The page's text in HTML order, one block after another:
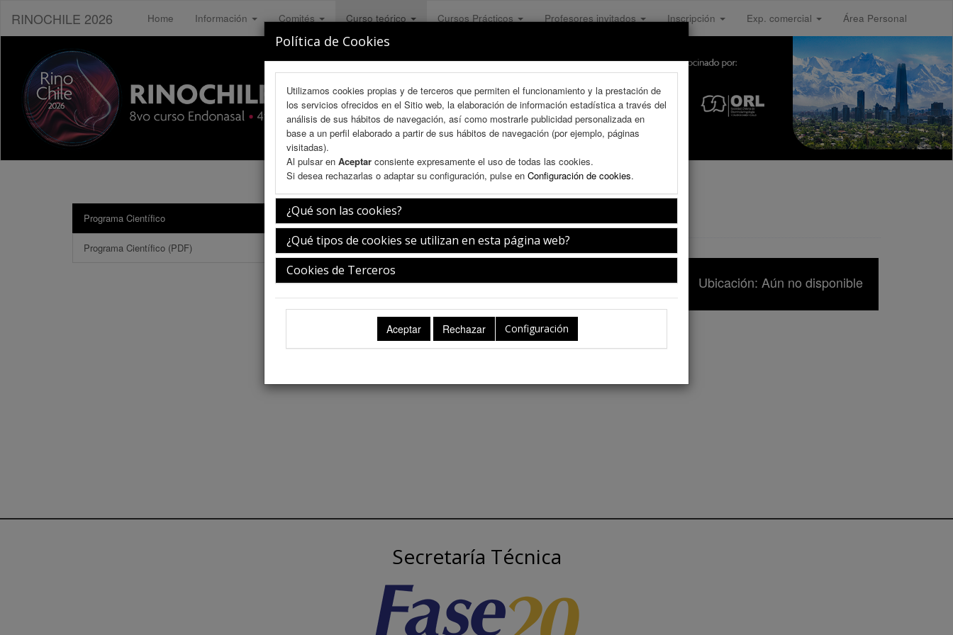
Política de Cookies
Utilizamos cookies propias y de terceros que permiten el funcionamiento y la prestación de
los servicios ofrecidos en el Sitio web, la elaboración de información estadística a través del
análisis de sus hábitos de navegación, así como mostrarle publicidad personalizada en
base a un perfil elaborado a partir de sus hábitos de navegación (por ejemplo, páginas
visitadas).
Al pulsar en Aceptar consiente expresamente el uso de todas las cookies.
Si desea rechazarlas o adaptar su configuración, pulse en Configuración de cookies.
¿Qué son las cookies?
¿Qué tipos de cookies se utilizan en esta página web?
Cookies de Terceros
Configuración
RINOCHILE 2026 Home Información Comités Curso teórico Cursos Prácticos Profesores invitados Inscripción Exp. comercial Área Personal
Programa Científico
Programa Científico (PDF)
Coffee Break
Jueves 9 de julio 16:00-16:30h. Ubicación: Aún no disponible
Secretaría Técnica